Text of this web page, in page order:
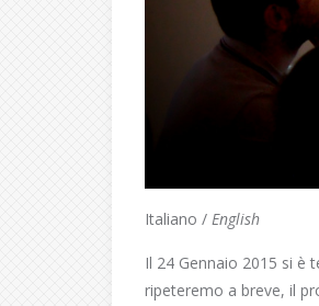
Italiano / English
Il 24 Gennaio 2015 si
ripeteremo a breve, il